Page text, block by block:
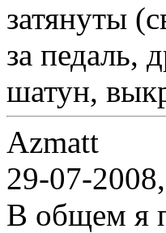
затянуты
за педаль,
шатун,
Azmatt
29-07-
В общем я